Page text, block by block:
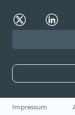
Impressum